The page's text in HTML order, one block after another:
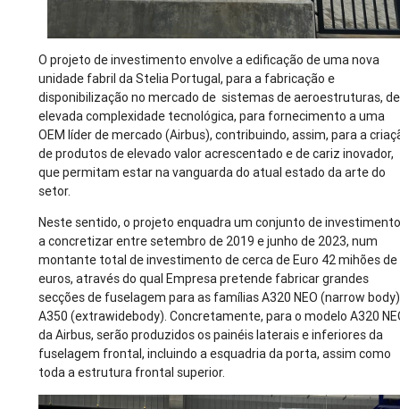
O projeto de investimento envolve a edificação de uma nova
unidade fabril da Stelia Portugal, para a fabricação e
disponibilização no mercado de sistemas de aeroestruturas, de
elevada complexidade tecnológica, para fornecimento a uma
OEM líder de mercado (Airbus), contribuindo, assim, para a
de produtos de elevado valor acrescentado e de cariz inovador,
que permitam estar na vanguarda do atual estado da arte do
setor.
Neste sentido, o projeto enquadra um conjunto de
a concretizar entre setembro de 2019 e junho de 2023, num
montante total de investimento de cerca de Euro 42 mihões de
euros, através do qual Empresa pretende fabricar grandes
secções de fuselagem para as famílias A320 NEO (narrow
A350 (extrawidebody). Concretamente, para o modelo A320
da Airbus, serão produzidos os painéis laterais e inferiores da
fuselagem frontal, incluindo a esquadria da porta, assim como
toda a estrutura frontal superior.